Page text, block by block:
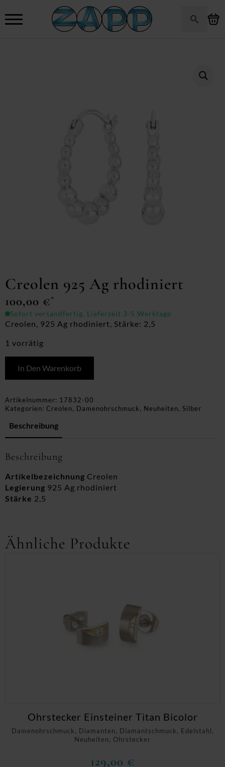
Creolen 925 Ag rhodiniert
100,00 €*
Sofort versandfertig, Lieferzeit 3-5 Werktage
Creolen, 925 Ag rhodiniert, Stärke: 2,5
1 vorrätig
In Den Warenkorb
Artikelnummer: 17832-00
Kategorien: Creolen, Damenohrschmuck, Neuheiten, Silber
Beschreibung
Beschreibung
Artikelbezeichnung Creolen
Legierung 925 Ag rhodiniert
Stärke 2,5
Ähnliche Produkte
Damenohrschmuck, Diamanten, Diamantschmuck, Edelstahl,
Neuheiten, Ohrstecker
Ohrstecker Einsteiner Titan Bicolor
129,00 €